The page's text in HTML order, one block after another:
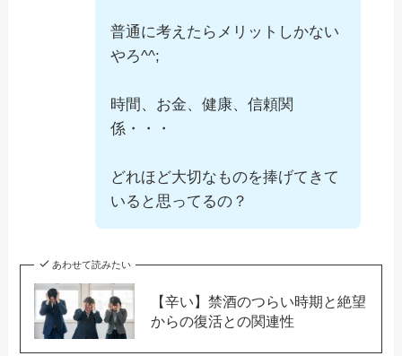
普通に考えたらメリットしかない
やろ^^;
時間、お金、健康、信頼関
係・・・
どれほど大切なものを捧げてきて
いると思ってるの？
あわせて読みたい
【辛い】禁酒のつらい時期と絶望
からの復活との関連性